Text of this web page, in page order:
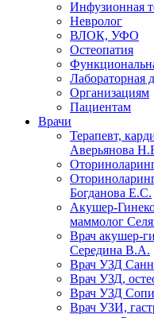
Инфузионная
Невролог
ВЛОК, УФО
Остеопатия
Лабораторная
Организациям
Пациентам
Врачи
Терапевт,
Аверьянова
Богданова Е.С.
Акушер-
маммолог
Врач акушер-
Середина В.А.
Врач УЗД
Врач УЗД,
Врач УЗД
Врач УЗИ,